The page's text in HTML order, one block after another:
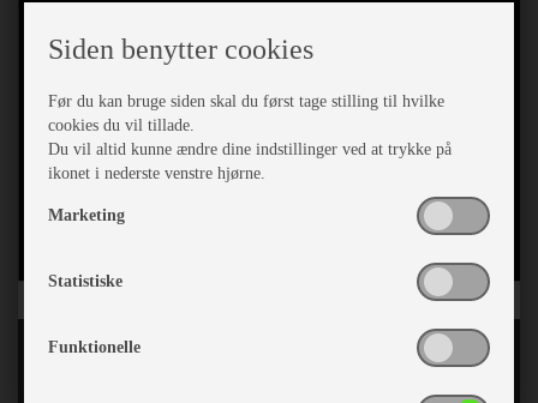
Siden benytter cookies
Før du kan bruge siden skal du først tage stilling til hvilke
cookies du vil tillade.
Du vil altid kunne ændre dine indstillinger ved at trykke på
ikonet i nederste venstre hjørne.
Marketing
Statistiske
Funktionelle